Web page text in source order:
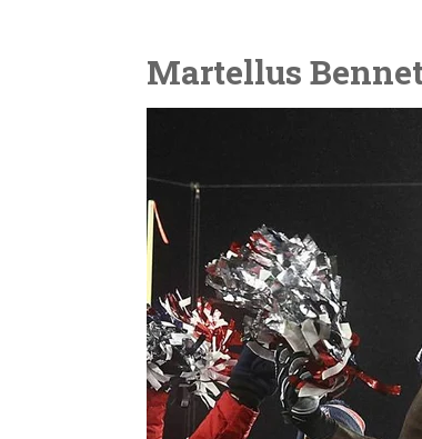
Martellus